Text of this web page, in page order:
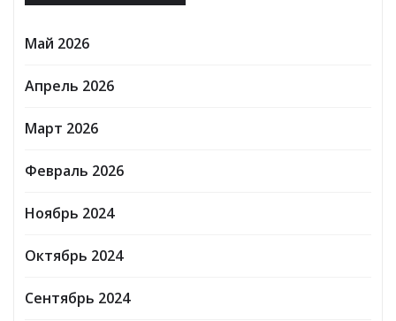
Май 2026
Апрель 2026
Март 2026
Февраль 2026
Ноябрь 2024
Октябрь 2024
Сентябрь 2024